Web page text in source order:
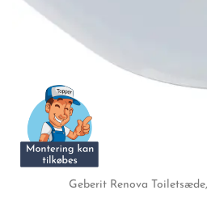
Geberit Renova